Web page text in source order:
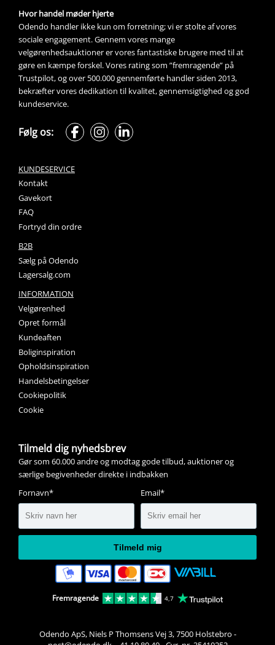
Hvor handel møder hjerte
Odendo handler ikke kun om forretning; vi er stolte af vores
sociale engagement. Gennem vores mange
velgørenhedsauktioner er vores fantastiske brugere med til at
gøre en kæmpe forskel. Vores rating som ”fremragende” på
Trustpilot, og over 500.000 gennemførte handler siden 2013,
bekræfter vores dedikation til kvalitet, gennemsigtighed og god
kundeservice.
Følg os:
KUNDESERVICE
Kontakt
Gavekort
FAQ
Fortryd din ordre
B2B
Sælg på Odendo
Lagersalg.com
INFORMATION
Velgørenhed
Opret formål
Kundeaften
Boliginspiration
Opholdsinspiration
Handelsbetingelser
Cookiepolitik
Cookie
Tilmeld dig nyhedsbrev
Gør som 60.000 andre og modtag gode tilbud, auktioner og
særlige begivenheder direkte i indbakken
Fornavn*
Email*
Tilmeld mig
Fremragende 4,7
Odendo ApS, Niels P Thomsens Vej 3, 7500 Holstebro -